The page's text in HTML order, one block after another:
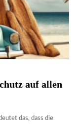
auf allen
das, dass die